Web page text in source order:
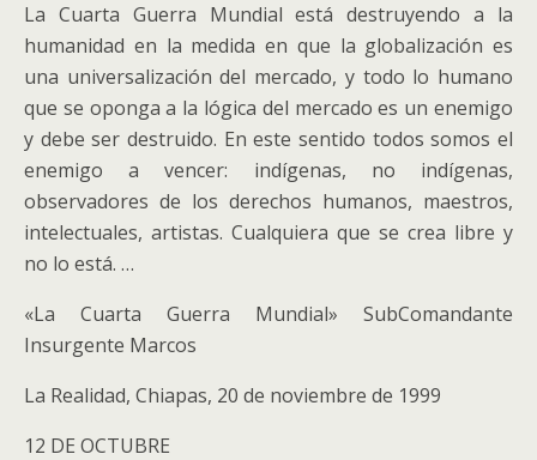
La Cuarta Guerra Mundial está destruyendo a la
humanidad en la medida en que la globalización es
una universalización del mercado, y todo lo humano
que se oponga a la lógica del mercado es un enemigo
y debe ser destruido. En este sentido todos somos el
enemigo a vencer: indígenas, no indígenas,
observadores de los derechos humanos, maestros,
intelectuales, artistas. Cualquiera que se crea libre y
no lo está. …
«La Cuarta Guerra Mundial» SubComandante
Insurgente Marcos
La Realidad, Chiapas, 20 de noviembre de 1999
12 DE OCTUBRE